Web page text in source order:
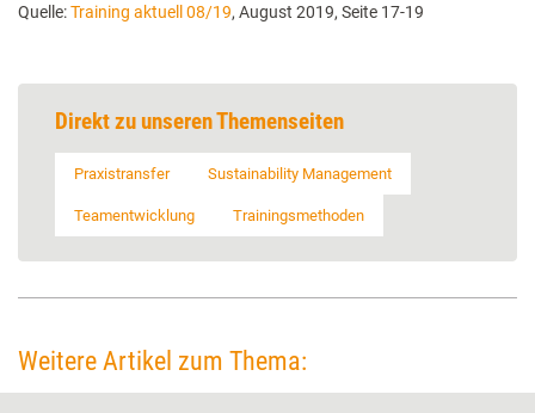
Quelle:Training aktuell 08/19, August 2019, Seite 17-19
Direkt zu unseren Themenseiten
Praxistransfer Sustainability Management
Teamentwicklung Trainingsmethoden
Weitere Artikel zum Thema: